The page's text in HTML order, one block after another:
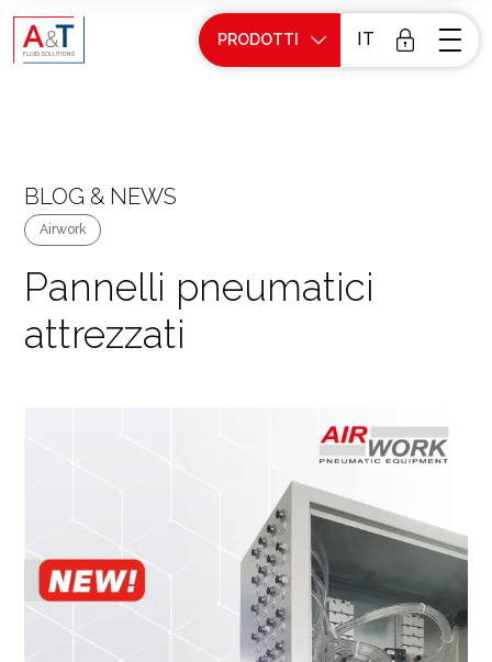
PRODOTTI IT
BLOG & NEWS
Airwork
Pannelli pneumatici
attrezzati